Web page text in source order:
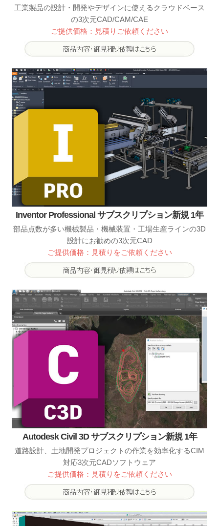
工業製品の設計・開発やデザインに使えるクラウドベース
の3次元CAD/CAM/CAE
ご提供価格：見積りご依頼ください
Inventor Professional サブスクリプション新規 1年
部品点数が多い機械製品・機械装置・工場生産ラインの3D
設計にお勧めの3次元CAD
ご提供価格：見積りをご依頼ください
Autodesk Civil 3D サブスクリプション新規 1年
道路設計、土地開発プロジェクトの作業を効率化するCIM
対応3次元CADソフトウェア
ご提供価格：見積りをご依頼ください